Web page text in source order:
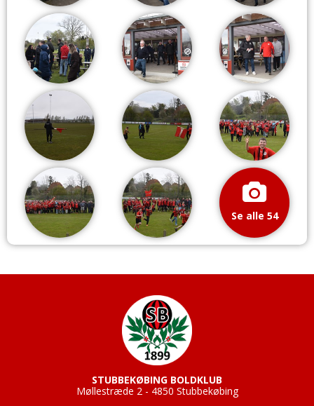
Se alle 54
STUBBEKØBING BOLDKLUB
Møllestræde 2 - 4850 Stubbekøbing